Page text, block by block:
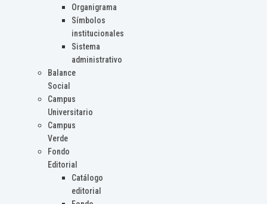
Organigrama
Símbolos
institucionales
Sistema
administrativo
Balance
Social
Campus
Universitario
Campus
Verde
Fondo
Editorial
Catálogo
editorial